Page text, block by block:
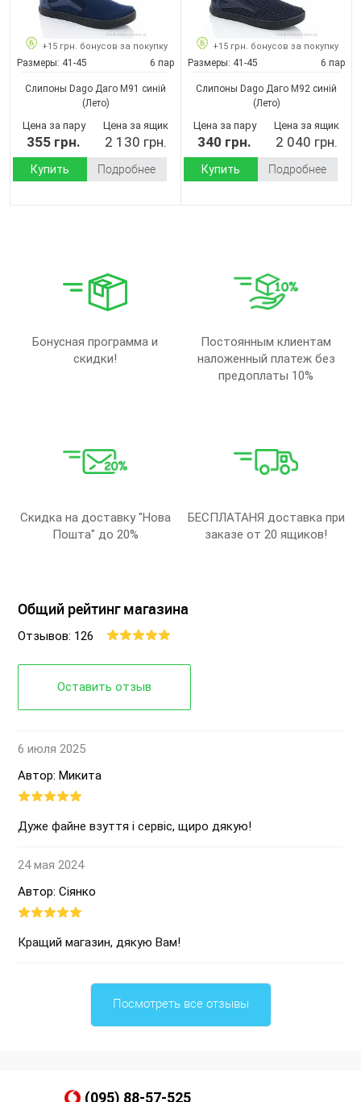
+15 грн. бонусов за покупку
Размеры: 41-45 6 пар
Слипоны Dago Даго М91 синій
(Лето)
Цена за пару
355 грн.
Цена за ящик
2 130 грн.
Купить Подробнее
+15 грн. бонусов за покупку
Размеры: 41-45 6 пар
Слипоны Dago Даго М92 синій
(Лето)
Цена за пару
340 грн.
Цена за ящик
2 040 грн.
Купить Подробнее
Бонусная программа и
скидки!
Постоянным клиентам
наложенный платеж без
предоплаты 10%
Скидка на доставку "Нова
Пошта" до 20%
БЕСПЛАТАНЯ доставка при
заказе от 20 ящиков!
Общий рейтинг магазина
Отзывов: 126
Оставить отзыв
6 июля 2025
Автор: Микита
Дуже файне взуття і сервіс, щиро дякую!
24 мая 2024
Автор: Сіянко
Кращий магазин, дякую Вам!
Посмотреть все отзывы
(095) 88-57-525